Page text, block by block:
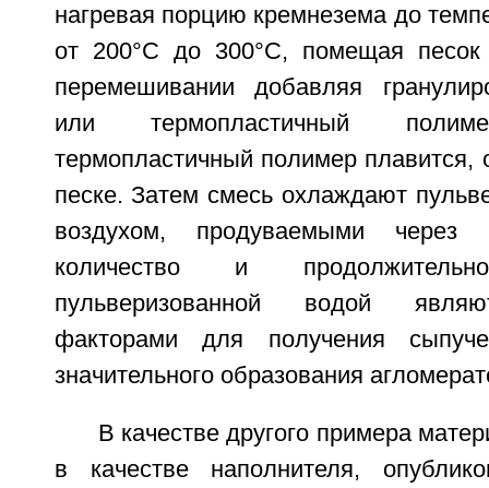
нагревая порцию кремнезема до
от 200°С до 300°С, помещая
перемешивании добавляя
или термопластичный
термопластичный полимер плавится,
песке. Затем смесь охлаждают
воздухом, продуваемыми через
количество и
пульверизованной водой
факторами для получения
значительного образования
В качестве другого примера
в качестве наполнителя,